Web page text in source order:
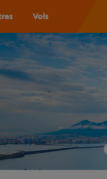
Vols